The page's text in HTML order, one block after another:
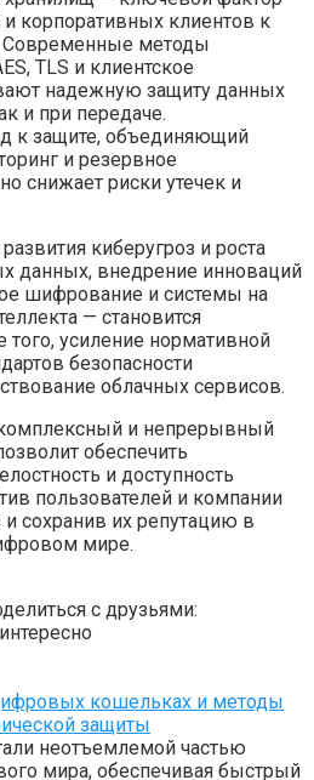
корпоративных клиентов к
Современные методы
TLS и клиентское
надежную защиту данных
и при передаче.
к защите, объединяющий
и резервное
снижает риски утечек и
киберугроз и роста
данных, внедрение инноваций
шифрование и системы на
— становится
усиление нормативной
безопасности
облачных сервисов.
и непрерывный
обеспечить
и доступность
пользователей и компании
сохранив их репутацию в
мире.
с друзьями:
кошельках и методы
защиты
неотъемлемой частью
мира, обеспечивая быстрый